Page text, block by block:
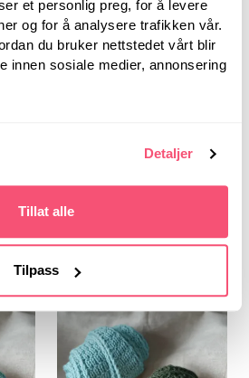
et personlig preg, for å levere
og for å analysere trafikken vår.
du bruker nettstedet vårt blir
innen sosiale medier, annonsering
Detaljer
Tillat alle
Tilpass
Bystrikk
637,00
522,40
Du sparer: 114,60